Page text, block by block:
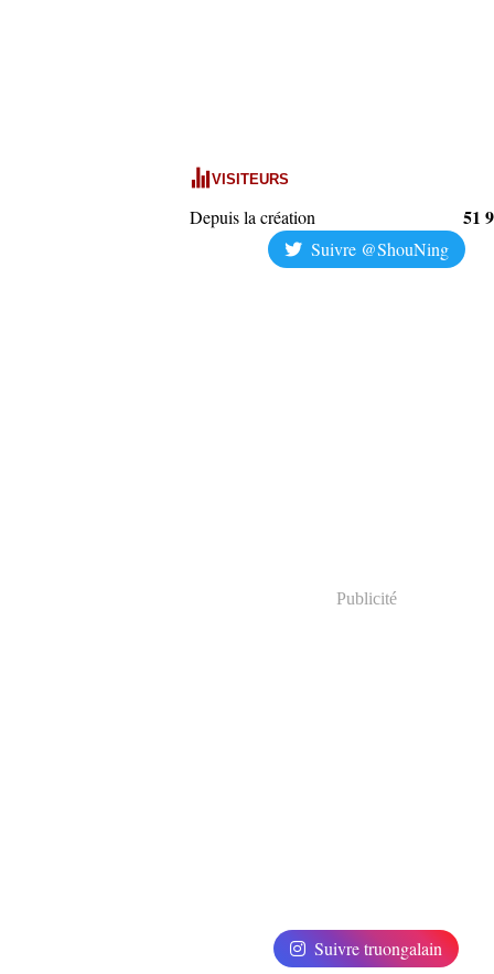
VISITEURS
Depuis la création 51
Suivre @ShouNing
Publicité
Suivre truongalain